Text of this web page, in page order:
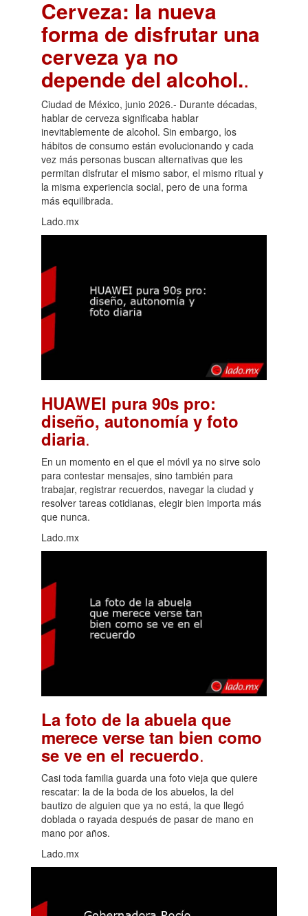
Cerveza: la nueva
forma de disfrutar una
cerveza ya no
depende del alcohol..
Ciudad de México, junio 2026.- Durante décadas,
hablar de cerveza significaba hablar
inevitablemente de alcohol. Sin embargo, los
hábitos de consumo están evolucionando y cada
vez más personas buscan alternativas que les
permitan disfrutar el mismo sabor, el mismo ritual y
la misma experiencia social, pero de una forma
más equilibrada.
Lado.mx
HUAWEI pura 90s pro:
diseño, autonomía y foto
diaria.
En un momento en el que el móvil ya no sirve solo
para contestar mensajes, sino también para
trabajar, registrar recuerdos, navegar la ciudad y
resolver tareas cotidianas, elegir bien importa más
que nunca.
Lado.mx
La foto de la abuela que
merece verse tan bien como
se ve en el recuerdo.
Casi toda familia guarda una foto vieja que quiere
rescatar: la de la boda de los abuelos, la del
bautizo de alguien que ya no está, la que llegó
doblada o rayada después de pasar de mano en
mano por años.
Lado.mx